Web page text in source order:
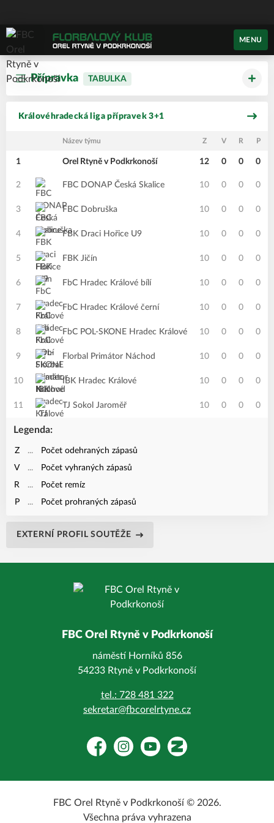
MENU
Přípravka TABULKA
Královéhradecká liga přípravek 3+1
Název týmu Z V R P
1 Orel Rtyně v Podkrkonoší 12 0 0 0
2 FBC DONAP Česká Skalice 10 0 0 0
3 FBC Dobruška 10 0 0 0
4 FBK Draci Hořice U9 10 0 0 0
5 FBK Jičín 10 0 0 0
6 FbC Hradec Králové bílí 10 0 0 0
7 FbC Hradec Králové černí 10 0 0 0
8 FbC POL-SKONE Hradec Králové 10 0 0 0
9 Florbal Primátor Náchod 10 0 0 0
10 IBK Hradec Králové 10 0 0 0
11 TJ Sokol Jaroměř 10 0 0 0
Legenda:
Z ...
Počet odehraných zápasů
V
...
Počet vyhraných zápasů
R
...
Počet remíz
P
... Počet prohraných zápasů
EXTERNÍ PROFIL SOUTĚŽE
FBC Orel Rtyně v Podkrkonoší
náměstí Horníků 856
54233 Rtyně v Podkrkonoší
tel.: 728 481 322
sekretar@fbcorelrtyne.cz
FacebookInstagramYouTubeZonerama
FBC Orel Rtyně v Podkrkonoší © 2026.
Všechna práva vyhrazena